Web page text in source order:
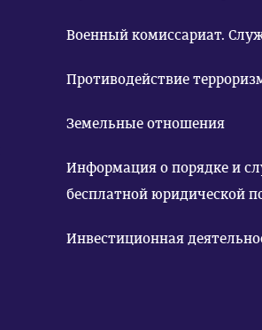
Военный комиссариат.
Противодействие
Земельные отношения
Информация о порядке и
бесплатной юридической
Инвестиционная